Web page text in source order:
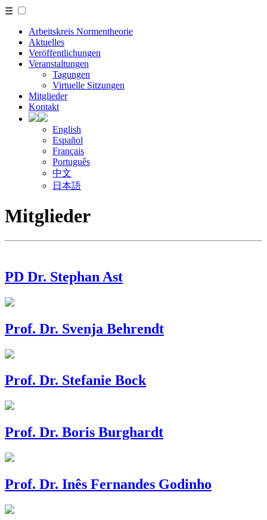
☰
Arbeitskreis Normentheorie
Aktuelles
Veröffentlichungen
Veranstaltungen
Tagungen
Virtuelle Sitzungen
Mitglieder
Kontakt
English
Español
Français
Português
中文
日本語
Mitglieder
PD Dr. Stephan Ast
Prof. Dr. Svenja Behrendt
Prof. Dr. Stefanie Bock
Prof. Dr. Boris Burghardt
Prof. Dr. Inês Fernandes Godinho